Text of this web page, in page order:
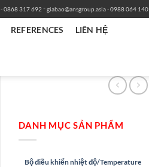
- 0868 317 692 -giabao@ansgroup.asia- 0988 064 140
REFERENCES LIÊN HỆ
DANH MỤC SẢN PHẨM
Bộ điều khiển nhiệt độ/Temperature